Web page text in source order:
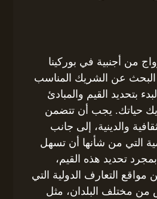
من أجنبية في بوركينا
البحث عن الشريك المناسب
بتحديد القيم والمبادئ
حياتك. يجب أن تتضمن
والدينية، إلى جانب
التي من شأنها أن تسهل
تحديد هذه القيم،
مواقع التعارف الدولية التي
من مختلف البلدان، مثل